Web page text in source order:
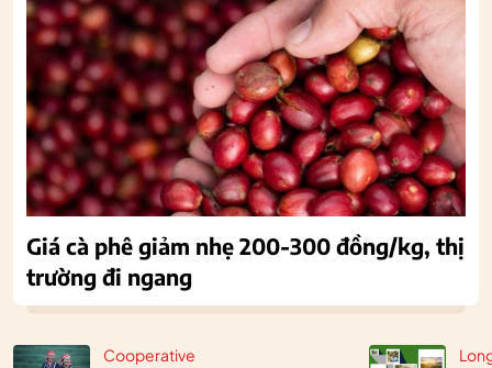
Cooperative
Giá cà phê giảm nhẹ 200-300 đồng/kg, thị
trường đi ngang